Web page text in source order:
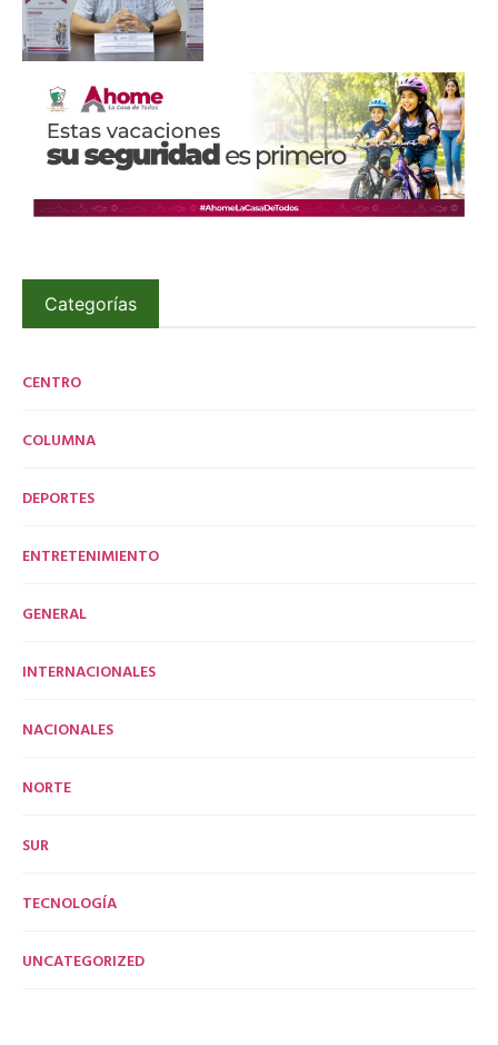
Categorías
CENTRO
COLUMNA
DEPORTES
ENTRETENIMIENTO
GENERAL
INTERNACIONALES
NACIONALES
NORTE
SUR
TECNOLOGÍA
UNCATEGORIZED